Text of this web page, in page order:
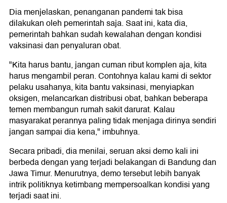
Dia menjelaskan, penanganan pandemi tak bisa
dilakukan oleh pemerintah saja. Saat ini, kata dia,
pemerintah bahkan sudah kewalahan dengan kondisi
vaksinasi dan penyaluran obat.
"Kita harus bantu, jangan cuman ribut komplen aja, kita
harus mengambil peran. Contohnya kalau kami di sektor
pelaku usahanya, kita bantu vaksinasi, menyiapkan
oksigen, melancarkan distribusi obat, bahkan beberapa
temen membangun rumah sakit darurat. Kalau
masyarakat perannya paling tidak menjaga dirinya sendiri
jangan sampai dia kena," imbuhnya.
Secara pribadi, dia menilai, seruan aksi demo kali ini
berbeda dengan yang terjadi belakangan di Bandung dan
Jawa Timur. Menurutnya, demo tersebut lebih banyak
intrik politiknya ketimbang mempersoalkan kondisi yang
terjadi saat ini.